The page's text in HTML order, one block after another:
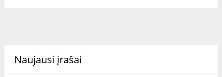
Naujausi įrašai